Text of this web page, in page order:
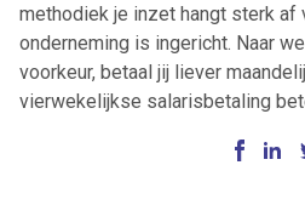
methodiek je inzet hangt sterk af
onderneming is ingericht. Naar
voorkeur, betaal jij liever
vierwekelijkse salarisbetaling
Normering Arbeid
ZiPconomy